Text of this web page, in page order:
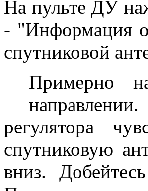
На пульте ДУ
- "Информация о
спутниковой
Примерно
регулятора
спутниковую
вниз.